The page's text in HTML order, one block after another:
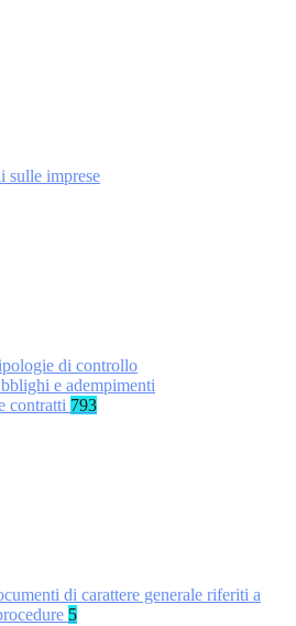
sulle imprese
di controllo
e adempimenti
contratti 793
di carattere generale riferiti a
5